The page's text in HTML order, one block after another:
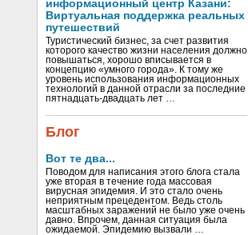
информационный центр Казани:
Виртуальная поддержка реальных
путешествий
Туристический бизнес, за счет развития
которого качество жизни населения должно
повышаться, хорошо вписывается в
концепцию «умного города». К тому же
уровень использования информационных
технологий в данной отрасли за последние
пятнадцать-двадцать лет …
Блог
Вот те два...
Поводом для написания этого блога стала
уже вторая в течение года массовая
вирусная эпидемия. И это стало очень
неприятным прецедентом. Ведь столь
масштабных заражений не было уже очень
давно. Впрочем, данная ситуация была
ожидаемой. Эпидемию вызвали …